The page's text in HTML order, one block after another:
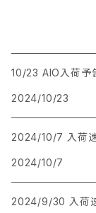
10/23 AIO入荷予
2024/10/23
2024/10/7 入荷
2024/10/7
2024/9/30 入荷